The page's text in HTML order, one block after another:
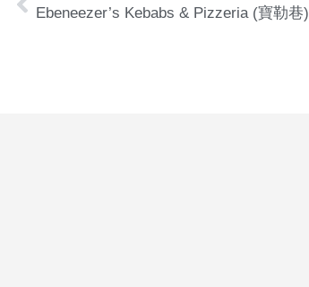
Ebeneezer’s Kebabs & Pizzeria (寶勒巷)